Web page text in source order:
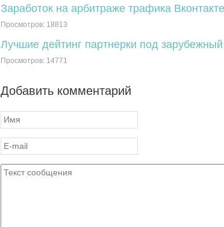
Заработок на арбитраже трафика Вконтакте
Просмотров: 18813
Лучшие дейтинг партнерки под
Просмотров: 14771
Добавить комментарий